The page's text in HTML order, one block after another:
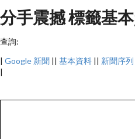
分手震撼 標籤基
查詢:
| Google 新聞 || 基本資料 || 新聞序列
|